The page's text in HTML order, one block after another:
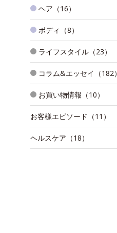
ヘア（16）
ボディ（8）
ライフスタイル（23）
コラム&エッセイ（182）
お買い物情報（10）
お客様エピソード（11）
ヘルスケア（18）